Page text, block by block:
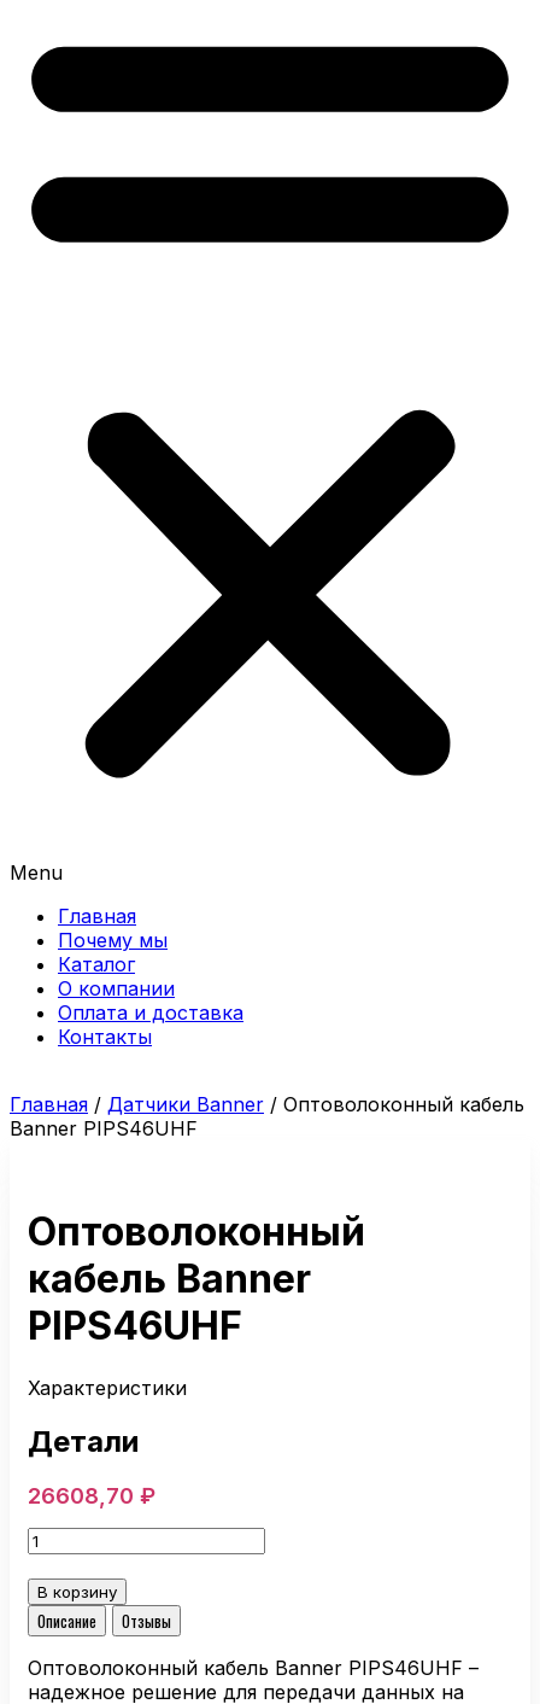
Menu
Главная
Почему мы
Каталог
О компании
Оплата и доставка
Контакты
Главная / Датчики Banner / Оптоволоконный кабель
Banner PIPS46UHF
Оптоволоконный
кабель Banner
PIPS46UHF
Характеристики
Детали
26608,70 ₽
Количество
товара
Оптоволоконный
кабель
Banner
PIPS46UHF
В корзину
Описание
Отзывы
Оптоволоконный кабель Banner PIPS46UHF –
надежное решение для передачи данных на